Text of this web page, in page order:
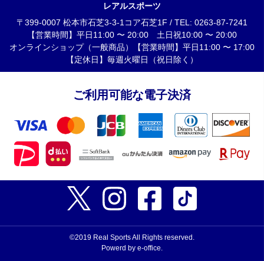
レアルスポーツ
〒399-0007 松本市石芝3-3-1コア石芝1F / TEL: 0263-87-7241
【営業時間】平日11:00 〜 20:00 土日祝10:00 〜 20:00
オンラインショップ（一般商品）【営業時間】平日11:00 〜 17:00
【定休日】毎週火曜日（祝日除く）
ご利用可能な電子決済
©2019 Real Sports All Rights reserved.
Powerd by e-office.